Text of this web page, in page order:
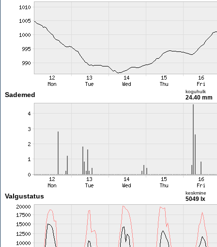
Sademed koguhulk
24.40 mm
Valgustatus keskmine
5049 lx